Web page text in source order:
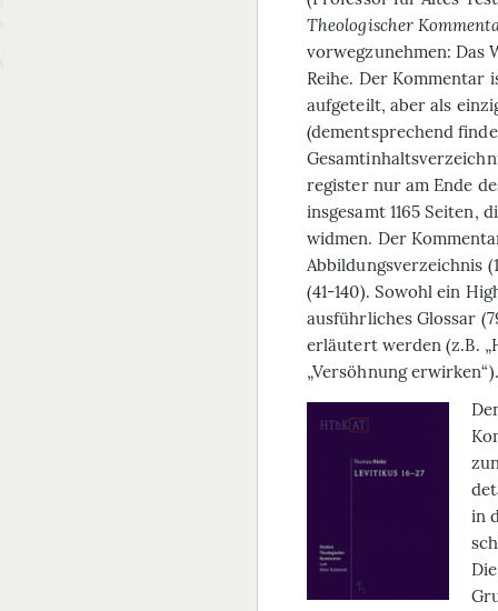
Theologischer
vorwegzunehmen: Das
Reihe. Der Kommentar
aufgeteilt, aber als
(dementsprechend
register nur am Ende
insgesamt 1165 Seiten,
widmen. Der
Abbildungsverzeichnis
(41-140). Sowohl ein
ausführliches Glossar
erläutert werden (z.B.
„Versöhnung erwirken“).
in